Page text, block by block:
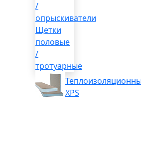
/
опрыскиватели
Щетки
половые
/
тротуарные
XPS